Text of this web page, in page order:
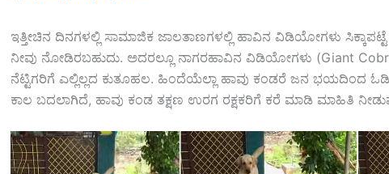
ಇತ್ತೀಚಿನ ದಿನಗಳಲ್ಲಿ ಸಾಮಾಜಿಕ ಜಾಲತಾಣಗಳಲ್ಲಿ ಹಾವಿನ ವಿಡಿಯೋಗಳು ಸಿಕ್ಕಾಪಟ್ಟೆ
ನೀವು ನೋಡಿರಬಹುದು. ಅದರಲ್ಲೂ ನಾಗರಹಾವಿನ ವಿಡಿಯೋಗಳು (Giant
ನೆಟ್ಟಿಗರಿಗೆ ಎಲ್ಲಿಲ್ಲದ ಕುತೂಹಲ. ಹಿಂದೆಯೆಲ್ಲಾ ಹಾವು ಕಂಡರೆ ಜನ ಭಯದಿಂದ
ಕಾಲ ಬದಲಾಗಿದೆ, ಹಾವು ಕಂಡ ತಕ್ಷಣ ಉರಗ ರಕ್ಷಕರಿಗೆ ಕರೆ ಮಾಡಿ ಮಾಹಿತಿ